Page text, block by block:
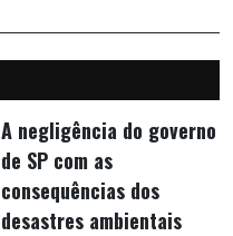
A negligência do governo
de SP com as
consequências dos
desastres ambientais